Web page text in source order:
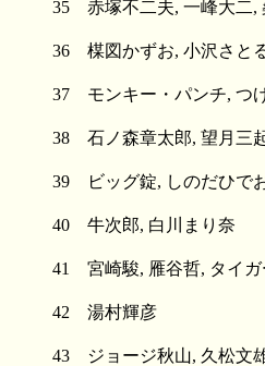
35 赤塚不二夫, 一峰大二,
36 楳図かずお, 小沢さと
37 モンキー・パンチ, つ
38 石ノ森章太郎, 望月三
39 ビッグ錠, しのだひで
40 牛次郎, 白川まり奈
41 宮崎駿, 雁谷哲, タイガ
42 湯村輝彦
43 ジョージ秋山, 久松文